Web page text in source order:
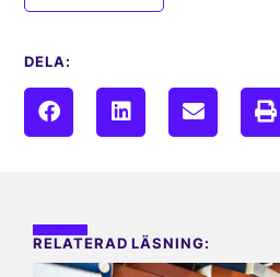
DELA:
RELATERAD LÄSNING: